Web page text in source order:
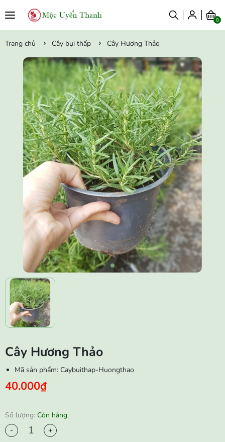
0
Trang chủ Cây bụi thấp Cây Hương Thảo
Cây Hương Thảo
Mã sản phẩm: Caybuithap-Huongthao
40.000₫
Số lượng: Còn hàng
-
+